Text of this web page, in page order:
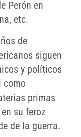
Perón en
etc.
de
siguen
y políticos
como
primas
su feroz
de la guerra.